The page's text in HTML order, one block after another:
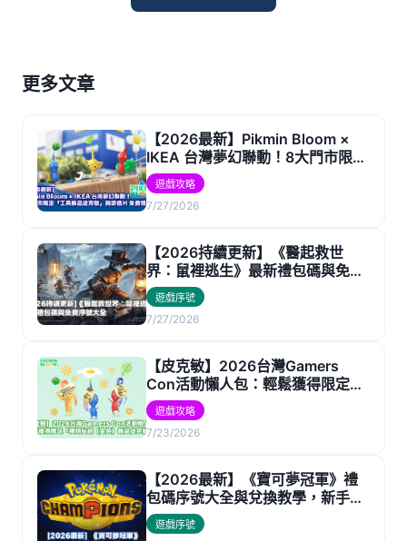
更多文章
【2026最新】Pikmin Bloom ×
IKEA 台灣夢幻聯動！8大門市限定
「工具飾品皮克敏」與明信片 免費
領取攻略
遊戲攻略
7/27/2026
【2026持續更新】《醫起救世
界：鼠裡逃生》最新禮包碼與免費
序號大全
遊戲序號
7/27/2026
【皮克敏】2026台灣Gamers
Con活動懶人包：輕鬆獲得限定
「禮物貼紙（金色）飾品皮克
敏」！
遊戲攻略
7/23/2026
【2026最新】《寶可夢冠軍》禮
包碼序號大全與兌換教學，新手必
看攻略！
遊戲序號